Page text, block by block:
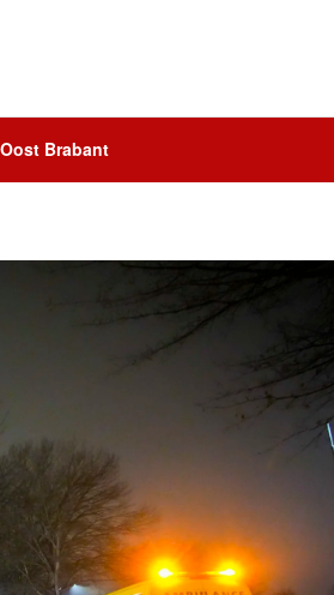
Brabant